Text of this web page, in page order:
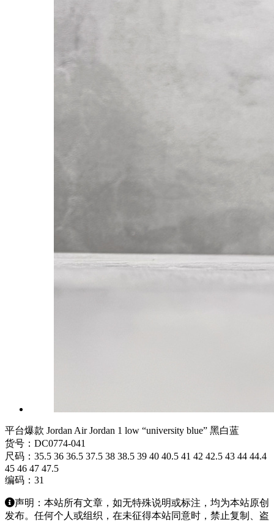
平台爆款 Jordan Air Jordan 1 low “university blue” 黑白蓝
货号：DC0774-041
尺码：35.5 36 36.5 37.5 38 38.5 39 40 40.5 41 42 42.5 43 44 44.4
45 46 47 47.5
编码：31
声明：本站所有文章，如无特殊说明或标注，均为本站原创
发布。任何个人或组织，在未征得本站同意时，禁止复制、盗